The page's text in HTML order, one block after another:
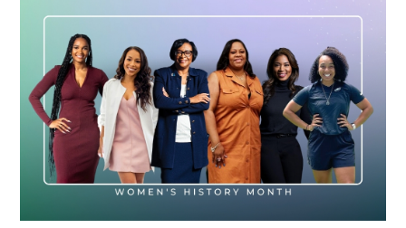
Lifestyle
Entertainment